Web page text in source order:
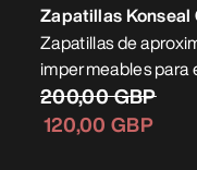
Zapatillas Konseal
Zapatillas de
impermeables
200,00 GBP
120,00 GBP